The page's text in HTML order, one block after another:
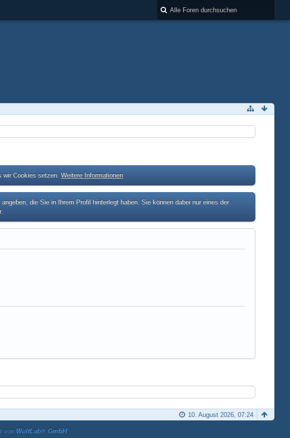
wir Cookies setzen. Weitere Informationen
die Sie in Ihrem Profil hinterlegt haben. Sie können dabei nur eines der
10. August 2026, 07:24
von WoltLab® GmbH